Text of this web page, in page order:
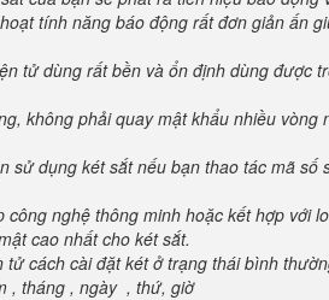
tính năng báo động rất đơn giản ấn
tử dùng rất bền và ổn định dùng được
không phải quay mật khẩu nhiều vòng
sử dụng két sắt nếu bạn thao tác mã số
nghệ thông minh hoặc kết hợp với
cao nhất cho két sắt.
cách cài đặt két ở trạng thái bình
, tháng , ngày , thứ, giờ